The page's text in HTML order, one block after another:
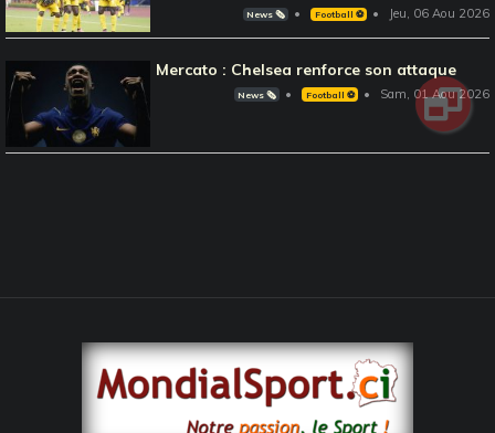
News 🗞️ Football ⚽️ Jeu, 06 Aou 2026
Mercato : Chelsea renforce son attaque
News 🗞️ Football ⚽️ Sam, 01 Aou 2026